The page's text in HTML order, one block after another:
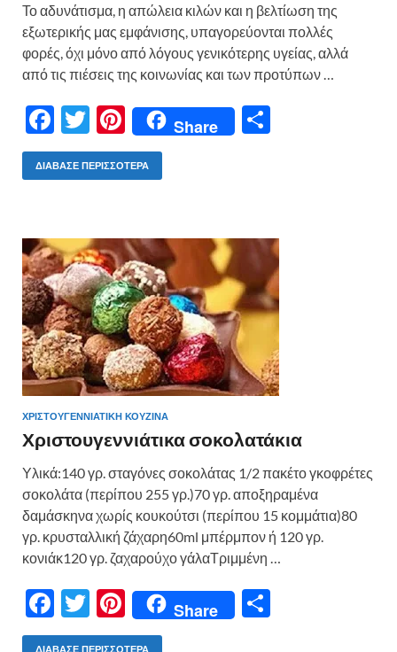
Το αδυνάτισμα, η απώλεια κιλών και η βελτίωση της
εξωτερικής μας εμφάνισης, υπαγορεύονται πολλές
φορές, όχι μόνο από λόγους γενικότερης υγείας, αλλά
από τις πιέσεις της κοινωνίας και των προτύπων …
F
ac
e
o
o
k
T
w
itt
Pi
nt
er
t
Share
σ
τε
ίτ
ε
ΔΙΆΒΑΣΕ ΠΕΡΙΣΣΌΤΕΡΑ
ΧΡΙΣΤΟΥΓΕΝΝΙΑΤΙΚΗ ΚΟΥΖΙΝΑ
Χριστουγεννιάτικα σοκολατάκια
Υλικά:140 γρ. σταγόνες σοκολάτας 1/2 πακέτο γκοφρέτες
σοκολάτα (περίπου 255 γρ.)70 γρ. αποξηραμένα
δαμάσκηνα χωρίς κουκούτσι (περίπου 15 κομμάτια)80
γρ. κρυσταλλική ζάχαρη60ml μπέρμπον ή 120 γρ.
κονιάκ120 γρ. ζαχαρούχο γάλαΤριμμένη …
F
ac
T
w
Pi
nt
Share
ΔΙΆΒΑΣΕ ΠΕΡΙΣΣΌΤΕΡΑ